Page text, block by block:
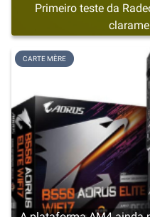
Primeiro teste da
CARTE MÈRE